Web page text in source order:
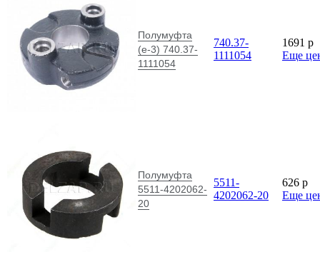
Полумуфта
(е-3) 740.37-
1111054
740.37-
1111054
1691 p
Еще
Полумуфта
5511-4202062-
20
5511-
4202062-20
626 p
Еще